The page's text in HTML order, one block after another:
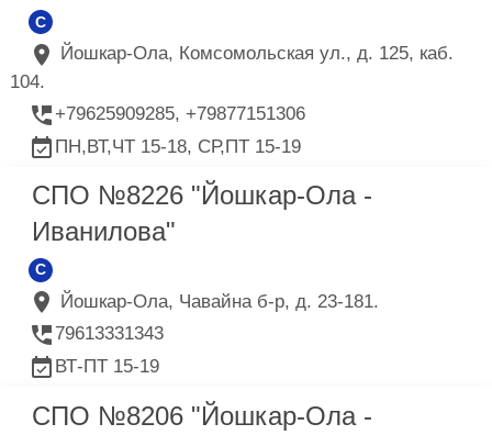
C
Йошкар-Ола, Комсомольская ул., д. 125, каб.
104.
+79625909285, +79877151306
ПН,ВТ,ЧТ 15-18, СР,ПТ 15-19
СПО №8226 "Йошкар-Ола -
Иванилова"
C
Йошкар-Ола, Чавайна б-р, д. 23-181.
79613331343
ВТ-ПТ 15-19
СПО №8206 "Йошкар-Ола -